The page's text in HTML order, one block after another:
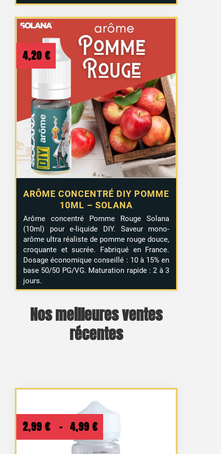
ARÔME CONCENTRÉ DIY POMME
10ML – SOLANA
4,20 €
Arôme concentré Pomme Rouge Solana
(10ml) pour e-liquide DIY. Saveur mono-
arôme ultra réaliste de pomme rouge douce,
croquante et sucrée. Fabriqué en France.
Dosage économique conseillé : 10 à 15% en
base 50/50 PG/VG. Maturation rapide : 2 à 3
jours.
Nos meilleures ventes
récentes
2,99 € – 4,99 €
de